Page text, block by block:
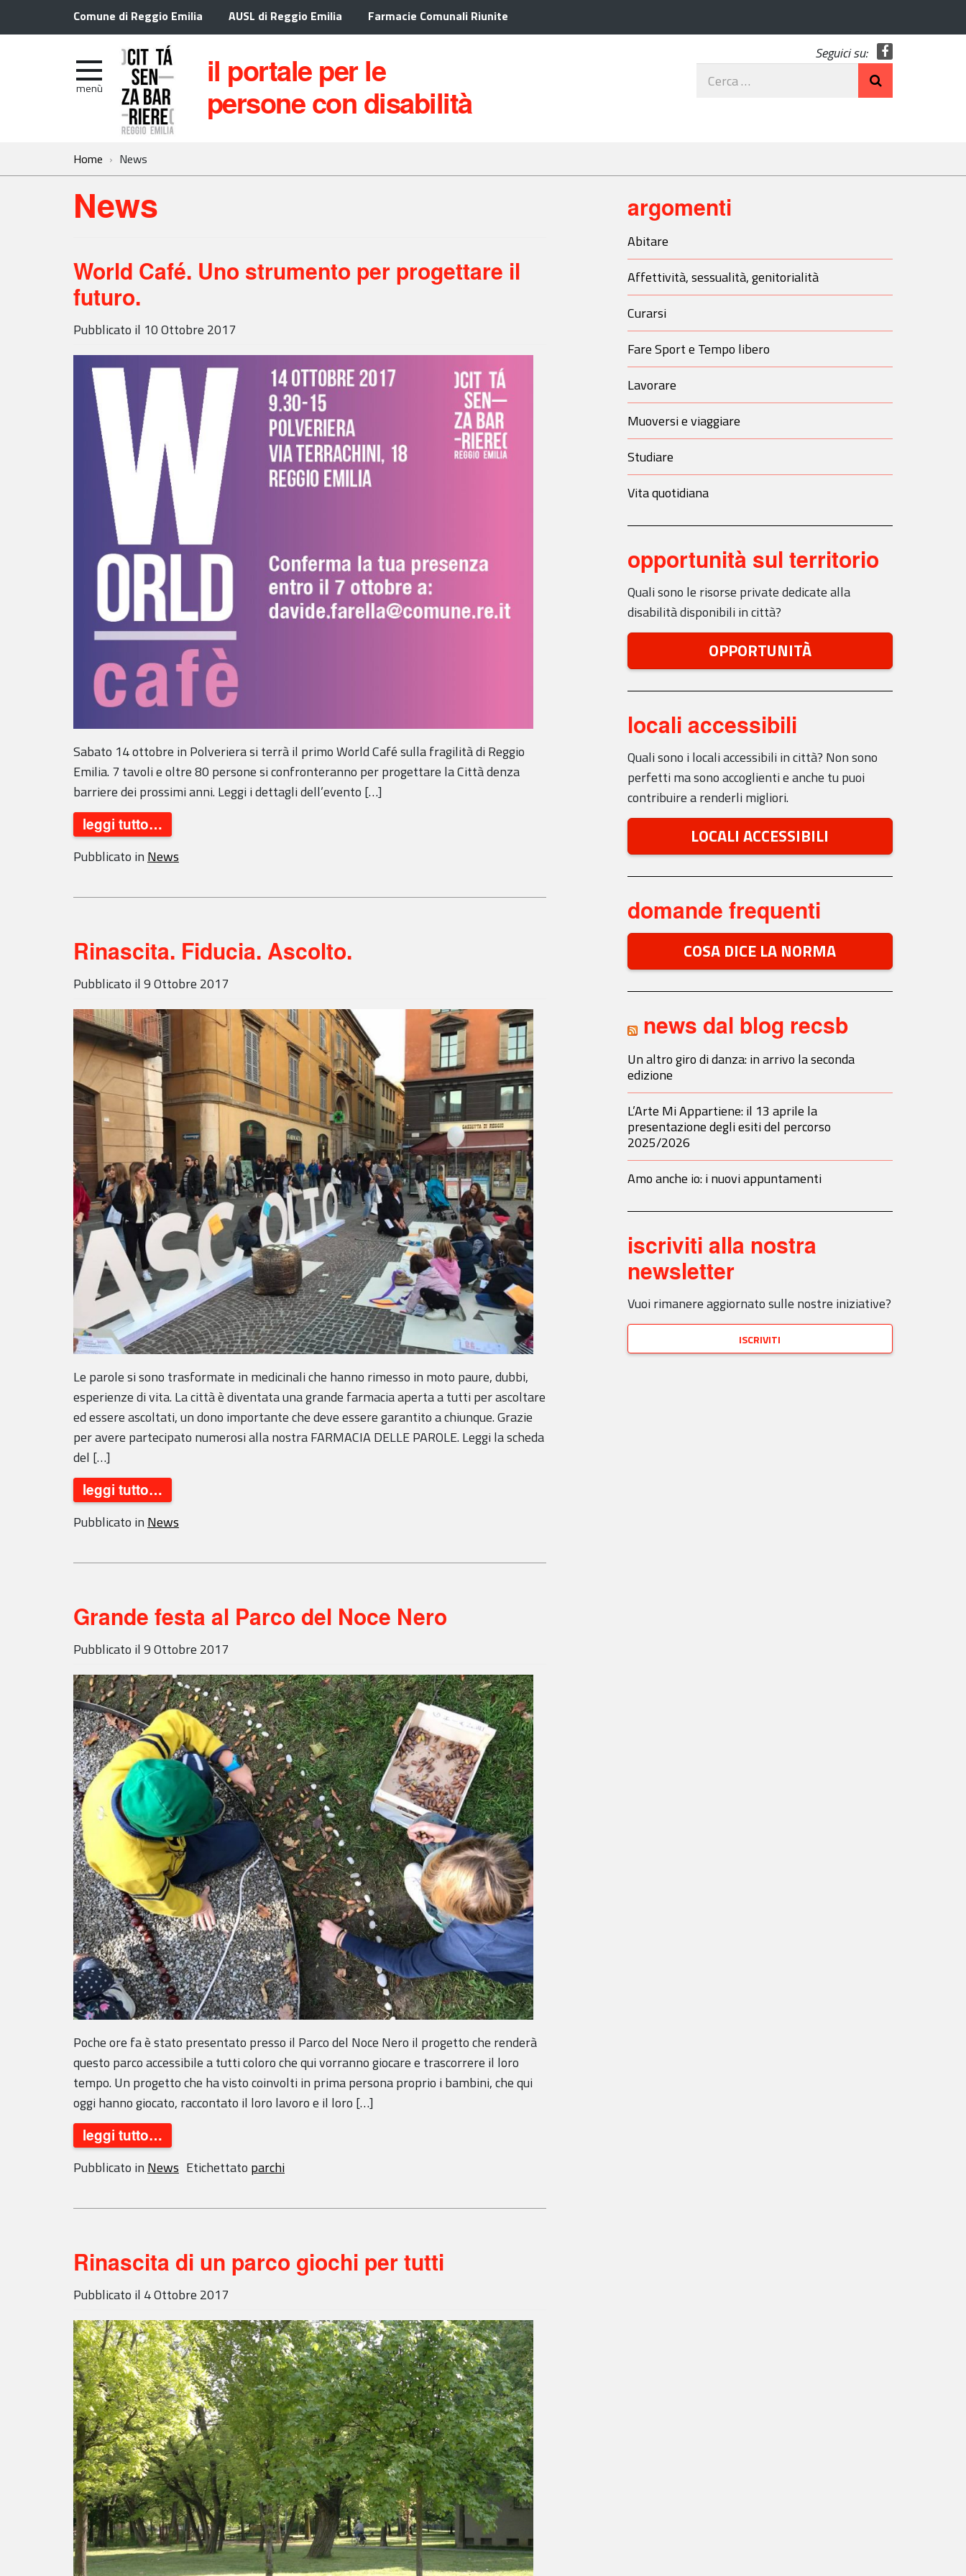
Comune di Reggio Emilia AUSL di Reggio Emilia Farmacie Comunali Riunite
il portale per le
persone con disabilità
menù
Seguici su:
Cerca
Home News
News
World Café. Uno strumento per progettare il
futuro.
Pubblicato il 10 Ottobre 2017
Sabato 14 ottobre in Polveriera si terrà il primo World Café sulla fragilità di Reggio
Emilia. 7 tavoli e oltre 80 persone si confronteranno per progettare la Città denza
barriere dei prossimi anni. Leggi i dettagli dell’evento […]
leggi tutto…
Pubblicato in News
Rinascita. Fiducia. Ascolto.
Pubblicato il9 Ottobre 2017
Le parole si sono trasformate in medicinali che hanno rimesso in moto paure, dubbi,
esperienze di vita. La città è diventata una grande farmacia aperta a tutti per ascoltare
ed essere ascoltati, un dono importante che deve essere garantito a chiunque. Grazie
per avere partecipato numerosi alla nostra FARMACIA DELLE PAROLE. Leggi la scheda
del […]
leggi tutto…
Pubblicato in News
Grande festa al Parco del Noce Nero
Pubblicato il9 Ottobre 2017
Poche ore fa è stato presentato presso il Parco del Noce Nero il progetto che renderà
questo parco accessibile a tutti coloro che qui vorranno giocare e trascorrere il loro
tempo. Un progetto che ha visto coinvolti in prima persona proprio i bambini, che qui
oggi hanno giocato, raccontato il loro lavoro e il loro […]
leggi tutto…
Pubblicato in News Etichettato parchi
Rinascita di un parco giochi per tutti
Pubblicato il 4 Ottobre 2017
argomenti
Abitare
Affettività, sessualità, genitorialità
Curarsi
Fare Sport e Tempo libero
Lavorare
Muoversi e viaggiare
Studiare
Vita quotidiana
opportunità sul territorio
Quali sono le risorse private dedicate alla
disabilità disponibili in città?
OPPORTUNITÀ
locali accessibili
Quali sono i locali accessibili in città? Non sono
perfetti ma sono accoglienti e anche tu puoi
contribuire a renderli migliori.
LOCALI ACCESSIBILI
domande frequenti
COSA DICE LA NORMA
news dal blog recsb
Un altro giro di danza: in arrivo la seconda
edizione
L’Arte Mi Appartiene: il 13 aprile la
presentazione degli esiti del percorso
2025/2026
Amo anche io: i nuovi appuntamenti
iscriviti alla nostra
newsletter
Vuoi rimanere aggiornato sulle nostre iniziative?
iscriviti